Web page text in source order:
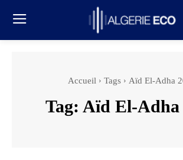
Accueil Tags Aïd El-Adha
Tag: Aïd El-Adha